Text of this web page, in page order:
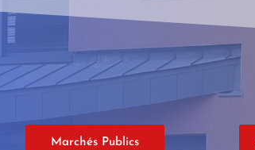
Marchés Publics